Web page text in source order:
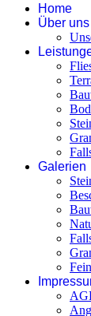
Home
Über uns
Galerien